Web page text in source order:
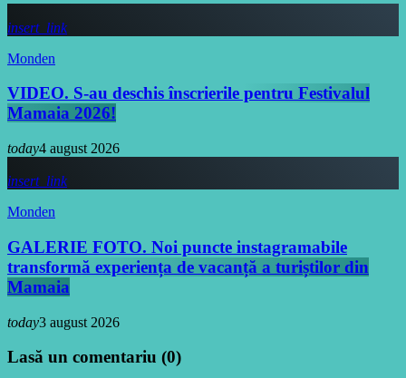
insert_link
Monden
VIDEO. S-au deschis înscrierile pentru Festivalul
Mamaia 2026!
today4 august 2026
insert_link
Monden
GALERIE FOTO. Noi puncte instagramabile
transformă experiența de vacanță a turiștilor din
Mamaia
today3 august 2026
Lasă un comentariu (0)